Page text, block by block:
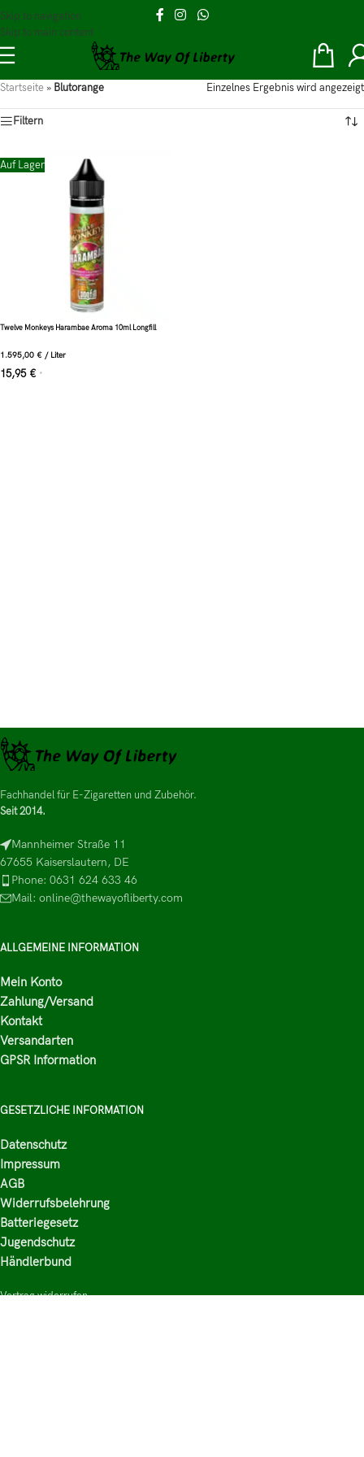
Skip to navigation
Skip to main content
Startseite » Blutorange Einzelnes Ergebnis wird angezeigt
Filtern
Auf Lager
Twelve Monkeys Harambae Aroma 10ml Longfill
1.595,00 € / Liter
15,95 € *
Fachhandel für E-Zigaretten und Zubehör.
Seit 2014.
Mannheimer Straße 11
67655 Kaiserslautern, DE
Phone: 0631 624 633 46
Mail: online@thewayofliberty.com
ALLGEMEINE INFORMATION
Mein Konto
Zahlung/Versand
Kontakt
Versandarten
GPSR Information
GESETZLICHE INFORMATION
Datenschutz
Impressum
AGB
Widerrufsbelehrung
Batteriegesetz
Jugendschutz
Händlerbund
Vertrag widerrufen